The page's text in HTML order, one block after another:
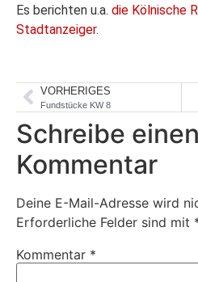
Es berichten u.a. die Kölnische
Stadtanzeiger.
VORHERIGES
Fundstücke KW 8
Schreibe einen
Kommentar
Deine E-Mail-Adresse wird
Erforderliche Felder sind mit
Kommentar *